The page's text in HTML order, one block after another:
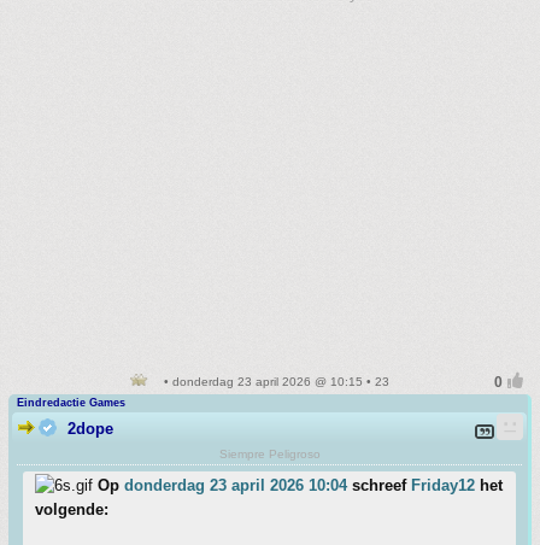
• donderdag 23 april 2026 @ 10:15 • 23
Eindredactie Games
2dope
Siempre Peligroso
Op donderdag 23 april 2026 10:04schreef Friday12 het
volgende: